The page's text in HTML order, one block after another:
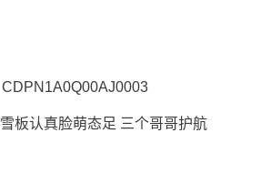
板认真脸萌态足 三个哥哥护航